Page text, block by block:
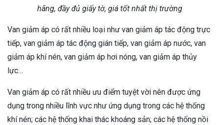
hãng, đầy đủ giấy tờ, giá tốt nhất thị trường
Van giảm áp có rất nhiều loại như van giảm áp tác động trực
tiếp, van giảm áp tác động gián tiếp, van giảm áp nước, van
giảm áp khí nén, van giảm áp hơi nóng, van giảm áp thủy
lực…
Van giảm áp có rất nhiều ưu điểm tuyệt vời nên được ứng
dụng trong nhiều lĩnh vực như ứng dụng trong các hệ thống
khí nén; các hệ thống khai thác khoáng sản; các hệ thống nồi